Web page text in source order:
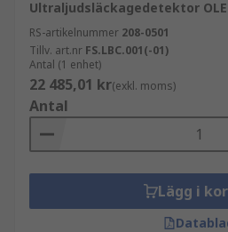
Ultraljudsläckagedetektor
RS-artikelnummer 208-0501
Tillv. art.nr FS.LBC.001(-01)
Antal (1 enhet)
22 485,01 kr(exkl. moms)
Antal
Lägg i